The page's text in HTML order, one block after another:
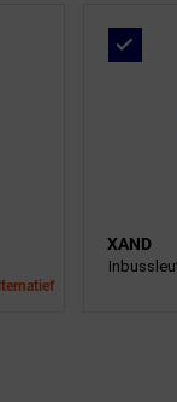
XAND